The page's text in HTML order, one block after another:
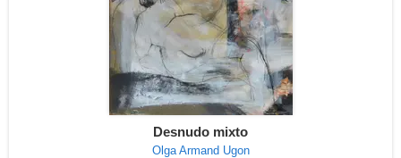
Desnudo mixto
Olga Armand Ugon